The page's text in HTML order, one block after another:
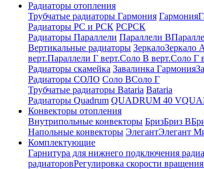
Радиаторы отопления
Трубчатые радиаторы Гармония Гармония
Радиаторы РС и РСК РСРСК
Радиаторы Параллели Параллели В
Вертикальные радиаторы ЗеркалоЗеркало
верт.Параллели Г верт.Соло В верт.Соло Г
Радиаторы скамейка Завалинка Гармония
Радиаторы СОЛО Соло ВСоло Г
Трубчатые радиаторы Bataria Bataria
Радиаторы Quadrum QUADRUM 40 V
Конвекторы отопления
Внутрипольные конвекторы БризБриз В
Напольные конвекторы ЭлегантЭлегант
Комплектующие
Гарнитура для нижнего подключения
радиаторовРегулировка скорости